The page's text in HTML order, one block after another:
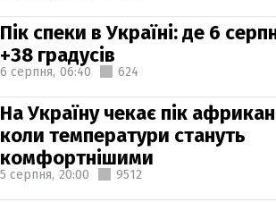
Пік спеки в Україні: де 6
+38 градусів
6 серпня, 06:40 624
На Україну чекає пік
коли температури стануть
комфортнішими
5 серпня, 20:00 9512